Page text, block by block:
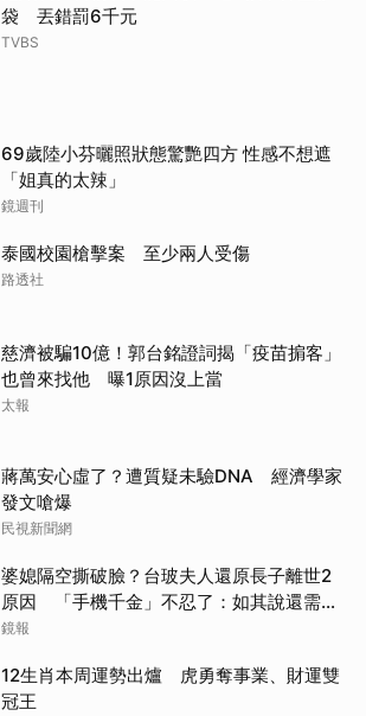
袋 丟錯罰6千元
TVBS
69歲陸小芬曬照狀態驚艷四方 性感不想遮
「姐真的太辣」
鏡週刊
泰國校園槍擊案 至少兩人受傷
路透社
慈濟被騙10億！郭台銘證詞揭「疫苗掮客」
也曾來找他 曝1原因沒上當
太報
蔣萬安心虛了？遭質疑未驗DNA 經濟學家
發文嗆爆
民視新聞網
婆媳隔空撕破臉？台玻夫人還原長子離世2
原因 「手機千金」不忍了：如其說還需要
離開嗎？
鏡報
12生肖本周運勢出爐 虎勇奪事業、財運雙
冠王